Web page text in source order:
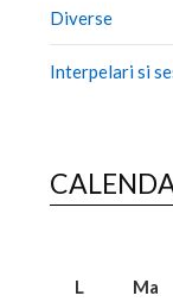
Diverse
Interpelari si
L Ma